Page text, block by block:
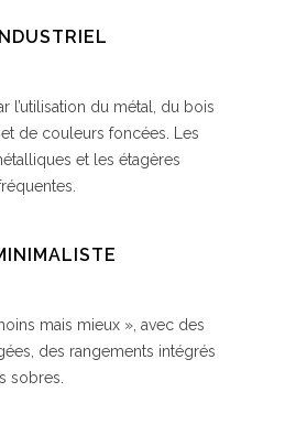
l’utilisation du métal, du bois
de couleurs foncées. Les
et les étagères
mais mieux », avec des
des rangements intégrés
sobres.